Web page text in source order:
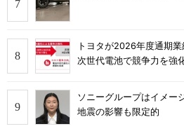
トヨタが2026年度通期
次世代電池で競争力を強
ソニーグループはイメー
地震の影響も限定的